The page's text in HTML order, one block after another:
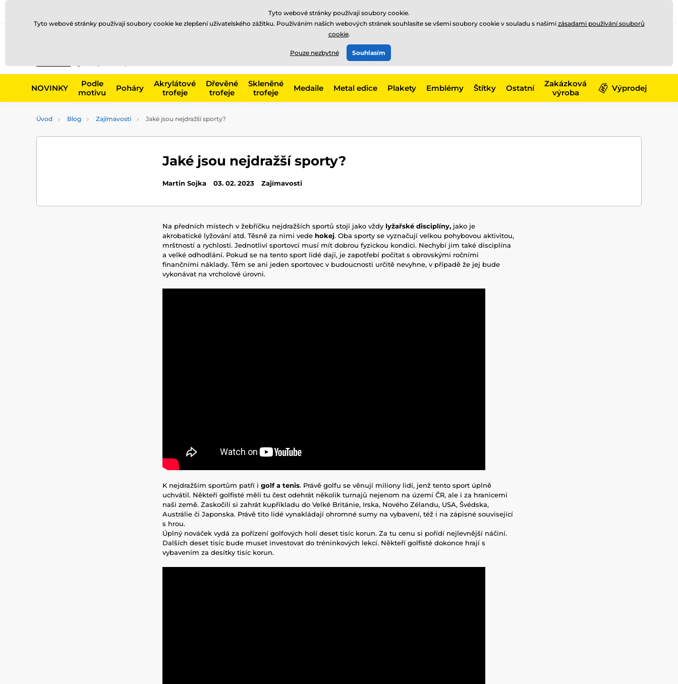
775 400 255
Zavolejte nám
NOVINKY
Podle
motivu
Poháry
Akrylátové
trofeje
Dřevěné
trofeje
Skleněné
trofeje
Medaile Metal edice Plakety Emblémy Štítky Ostatní
Zakázková
výroba
Výprodej
Úvod Blog Zajímavosti Jaké jsou nejdražší sporty?
Jaké jsou nejdražší sporty?
Martin Sojka 03. 02. 2023 Zajímavosti
Na předních místech v žebříčku nejdražších sportů stojí jako vždy lyžařské disciplíny, jako je
akrobatické lyžování atd. Těsně za nimi vede hokej. Oba sporty se vyznačují velkou pohybovou aktivitou,
mrštností a rychlostí. Jednotliví sportovci musí mít dobrou fyzickou kondici. Nechybí jim také disciplína
a velké odhodlání. Pokud se na tento sport lidé dají, je zapotřebí počítat s obrovskými ročními
finančními náklady. Těm se ani jeden sportovec v budoucnosti určitě nevyhne, v případě že jej bude
vykonávat na vrcholové úrovni.
K nejdražším sportům patří i golf a tenis. Právě golfu se věnují miliony lidí, jenž tento sport úplně
uchvátil. Někteří golfisté měli tu čest odehrát několik turnajů nejenom na území ČR, ale i za hranicemi
naši země. Zaskočili si zahrát kupříkladu do Velké Británie, Irska, Nového Zélandu, USA, Švédska,
Austrálie či Japonska. Právě tito lidé vynakládají ohromné sumy na vybavení, též i na zápisné související
s hrou.
Úplný nováček vydá za pořízení golfových holí deset tisíc korun. Za tu cenu si pořídí nejlevnější náčiní.
Dalších deset tisíc bude muset investovat do tréninkových lekcí. Někteří golfisté dokonce hrají s
vybavením za desítky tisíc korun.
Tyto webové stránky používají soubory cookie.
Tyto webové stránky používají soubory cookie ke zlepšení uživatelského zážitku. Používáním našich webových stránek souhlasíte se všemi soubory cookie v souladu s našimi zásadami používání souborů
cookie.
Pouze nezbytné Souhlasím